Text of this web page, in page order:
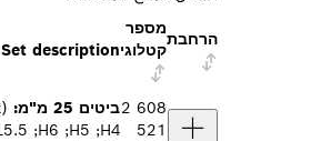
הרחבת
מספר
קטלוגיSet description
2 608
521
ביטים 25 מ"מ:
H4;‏ H5‏; H6;‏ SL5.5;‏ SL6.5;‏ R2;‏ R3.